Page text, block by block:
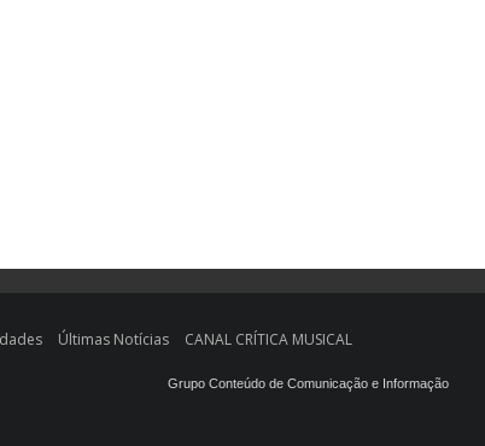
Últimas Notícias CANAL CRÍTICA MUSICAL
Grupo Conteúdo de Comunicação e Informação